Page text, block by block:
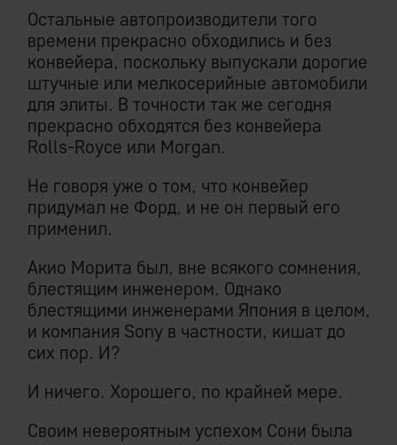
Остальные автопроизводители того
времени прекрасно обходились и без
конвейера, поскольку выпускали дорогие
штучные или мелкосерийные автомобили
для элиты. В точности так же сегодня
прекрасно обходятся без конвейера
Rolls-Royce или Morgan.
Не говоря уже о том, что конвейер
придумал не Форд, и не он первый его
применил.
Акио Морита был, вне всякого сомнения,
блестящим инженером. Однако
блестящими инженерами Япония в целом,
и компания Sony в частности, кишат до
сих пор. И?
И ничего. Хорошего, по крайней мере.
Своим невероятным успехом Сони была